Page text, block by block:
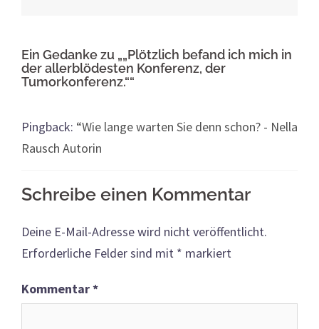
Ein Gedanke zu „„Plötzlich befand ich mich in
der allerblödesten Konferenz, der
Tumorkonferenz.““
Pingback: “Wie lange warten Sie denn schon? - Nella
Rausch Autorin
Schreibe einen Kommentar
Deine E-Mail-Adresse wird nicht veröffentlicht.
Erforderliche Felder sind mit * markiert
Kommentar*